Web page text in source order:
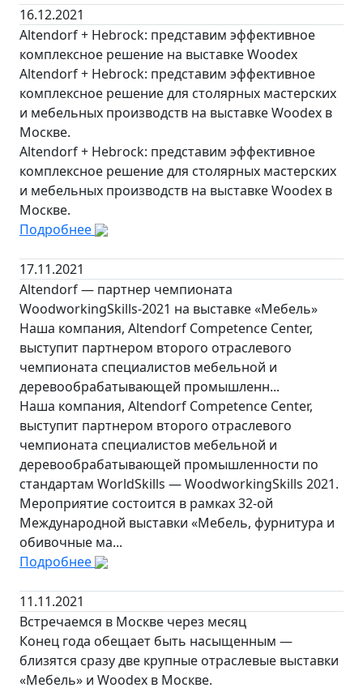
16.12.2021
Altendorf + Hebrock: представим эффективное
комплексное решение на выставке Woodex
Altendorf + Hebrock: представим эффективное
комплексное решение для столярных мастерских
и мебельных производств на выставке Woodex в
Москве.
Altendorf + Hebrock: представим эффективное
комплексное решение для столярных мастерских
и мебельных производств на выставке Woodex в
Москве.
Подробнее
17.11.2021
Altendorf — партнер чемпионата
WoodworkingSkills-2021 на выставке «Мебель»
Наша компания, Altendorf Competence Center,
выступит партнером второго отраслевого
чемпионата специалистов мебельной и
деревообрабатывающей промышленн...
Наша компания, Altendorf Competence Center,
выступит партнером второго отраслевого
чемпионата специалистов мебельной и
деревообрабатывающей промышленности по
стандартам WorldSkills — WoodworkingSkills 2021.
Мероприятие состоится в рамках 32-ой
Международной выставки «Мебель, фурнитура и
обивочные ма...
Подробнее
11.11.2021
Встречаемся в Москве через месяц
Конец года обещает быть насыщенным —
близятся сразу две крупные отраслевые выставки
«Мебель» и Woodex в Москве.